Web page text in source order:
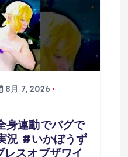
8月 7, 2026
身連動でバグで
況 #いかぼうず
スオブザワイ